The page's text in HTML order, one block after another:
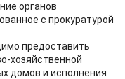
органов
с прокуратурой
предоставить
хозяйственной
домов и исполнения